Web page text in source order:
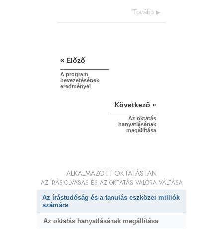
Tovább
« Előző
A program
bevezetésének
eredményei
Következő »
Az oktatás
hanyatlásának
megállítása
ALKALMAZOTT OKTATÁSTAN
AZ ÍRÁS-OLVASÁS ÉS AZ OKTATÁS VALÓRA VÁLTÁSA
Az írástudóság és a tanulás eszközei milliók
számára
Az oktatás hanyatlásának megállítása